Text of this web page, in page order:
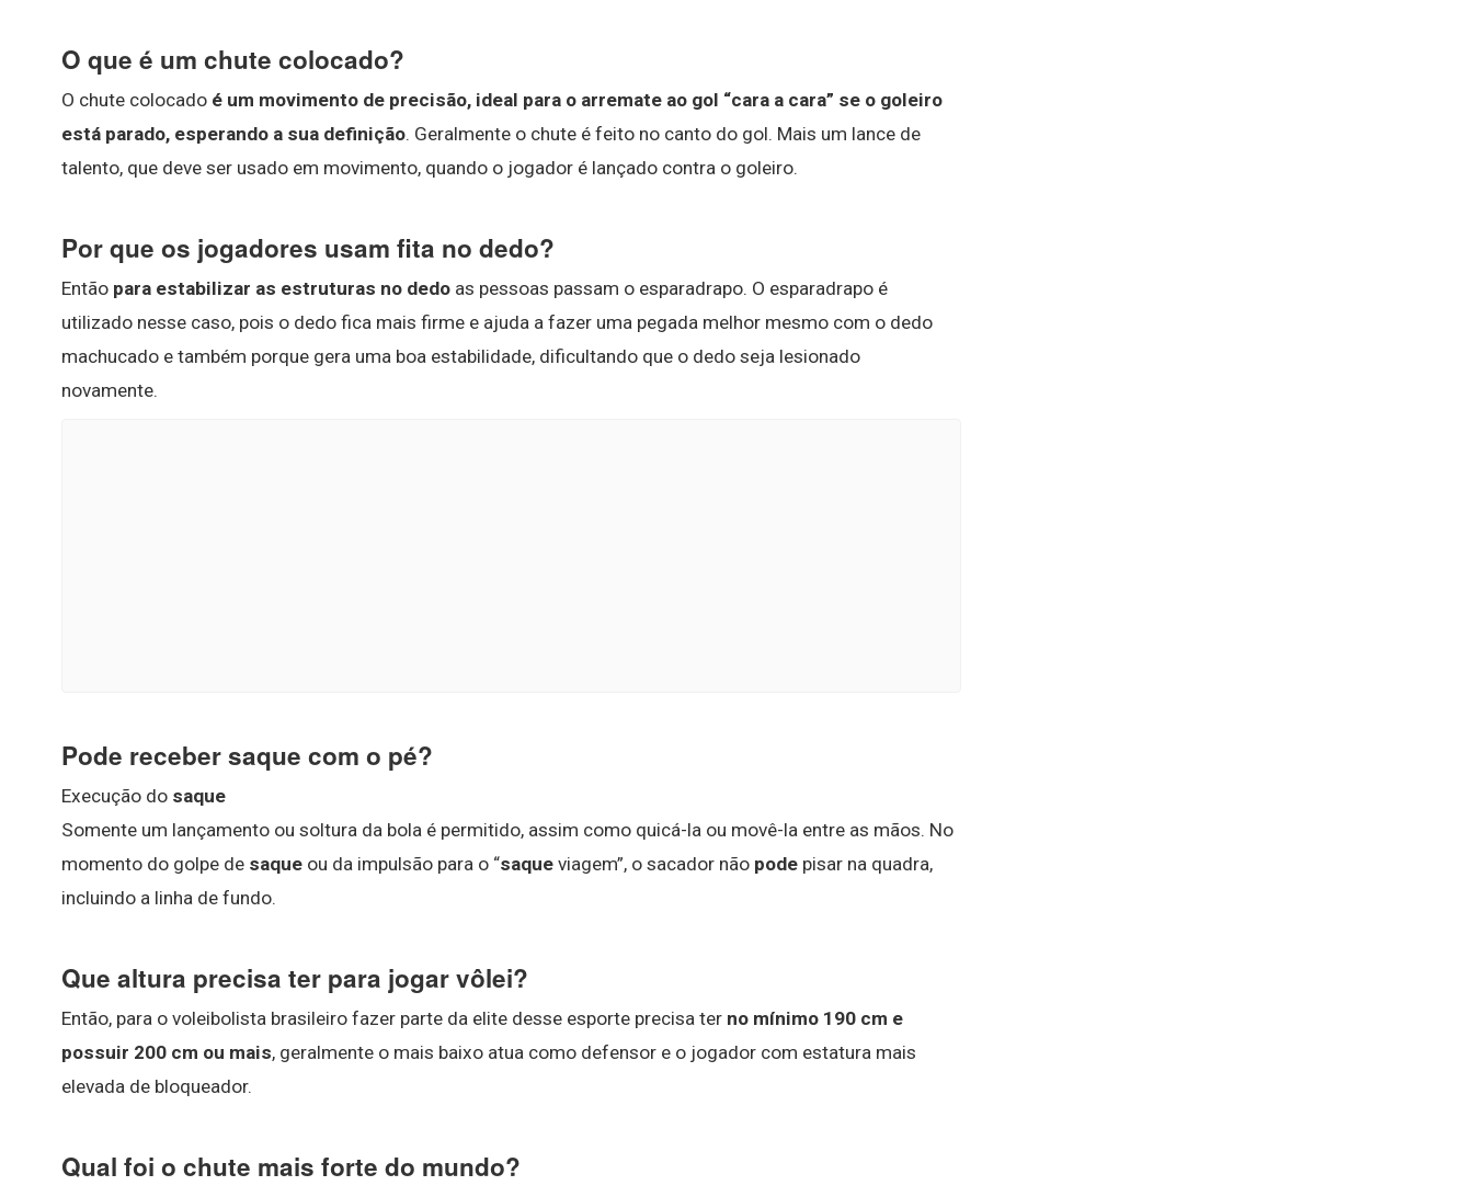
O que é um chute colocado?
O chute colocado é um movimento de precisão, ideal para o arremate ao gol “cara a cara” se o goleiro
está parado, esperando a sua definição. Geralmente o chute é feito no canto do gol. Mais um lance de
talento, que deve ser usado em movimento, quando o jogador é lançado contra o goleiro.
Por que os jogadores usam fita no dedo?
Então para estabilizar as estruturas no dedo as pessoas passam o esparadrapo. O esparadrapo é
utilizado nesse caso, pois o dedo fica mais firme e ajuda a fazer uma pegada melhor mesmo com o dedo
machucado e também porque gera uma boa estabilidade, dificultando que o dedo seja lesionado
novamente.
Pode receber saque com o pé?
Execução do saque
Somente um lançamento ou soltura da bola é permitido, assim como quicá-la ou movê-la entre as mãos. No
momento do golpe de saque ou da impulsão para o “saque viagem”, o sacador não pode pisar na quadra,
incluindo a linha de fundo.
Que altura precisa ter para jogar vôlei?
Então, para o voleibolista brasileiro fazer parte da elite desse esporte precisa ter no mínimo 190 cm e
possuir 200 cm ou mais, geralmente o mais baixo atua como defensor e o jogador com estatura mais
elevada de bloqueador.
Qual foi o chute mais forte do mundo?